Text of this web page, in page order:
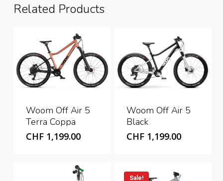
Related Products
Woom Off Air 5
Terra Coppa
CHF1,199.00
Woom Off Air 5
Black
CHF1,199.00
Sale!